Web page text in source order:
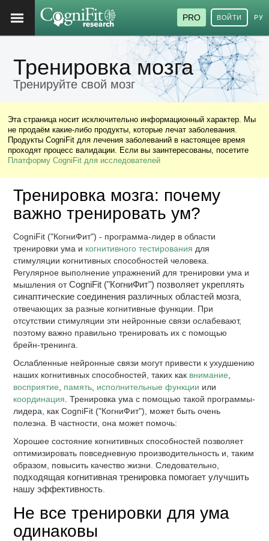
PRO ВОЙТИ
Тренировка мозга
Тренируйте свой мозг
Эта страница носит исключительно информационный характер. Мы
не продаём какие-либо продукты, которые лечат заболевания.
Продукты CogniFit для лечения заболеваний в настоящее время
проходят процесс валидации. Если вы заинтересованы, посетите
Платформу CogniFit для исследователей
Тренировка мозга: почему
важно тренировать ум?
CogniFit ("КогниФит") - программа-лидер в области
тренировки ума и когнитивного тестирования для
стимуляции когнитивных способностей человека.
Регулярное выполнение упражнений для тренировки ума и
мышления отCogniFit ("КогниФит") позволяет укреплять
синаптические соединения различных областей мозга
отвечающих за разные когнитивные функции. При
отсутствии стимуляции эти нейронные связи ослабевают,
поэтому важно правильно тренировать их с помощью
брейн-тренинга.
Ослабленные нейронные связи могут привести к ухудшению
наших когнитивных способностей, таких как внимание
восприятие
память исполнительные функции или
координация . Тренировка ума с помощью такой программы-
лидера, как CogniFit ("КогниФит"), может быть очень
полезна. В частности, она может помочь:
Хорошее состояние когнитивных способностей позволяет
оптимизировать повседневную производительность и, таким
образом, повысить качество жизни. Следовательно,
подходящая когнитивная тренировка помогает улучшить
нашу эффективность
Не все тренировки для ума
одинаковы